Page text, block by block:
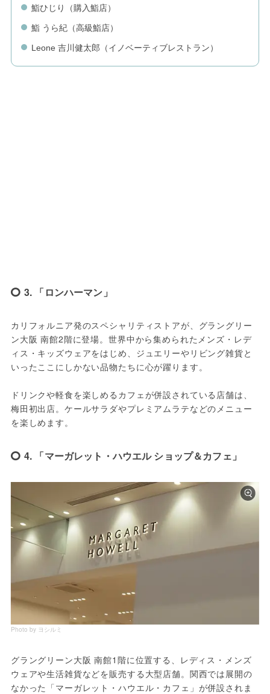
鮨ひじり（購入鮨店）
鮨 うら紀（高級鮨店）
Leone 吉川健太郎（イノベーティブレストラン）
3. 「ロンハーマン」
カリフォルニア発のスペシャリティストアが、グラングリー
ン大阪 南館2階に登場。世界中から集められたメンズ・レデ
ィス・キッズウェアをはじめ、ジュエリーやリビング雑貨と
いったここにしかない品物たちに心が躍ります。
ドリンクや軽食を楽しめるカフェが併設されている店舗は、
梅田初出店。ケールサラダやプレミアムラテなどのメニュー
を楽しめます。
4. 「マーガレット・ハウエル ショップ＆カフェ」
Photo by ヨシルミ
グラングリーン大阪 南館1階に位置する、レディス・メンズ
ウェアや生活雑貨などを販売する大型店舗。関西では展開の
なかった「マーガレット・ハウエル・カフェ」が併設されま